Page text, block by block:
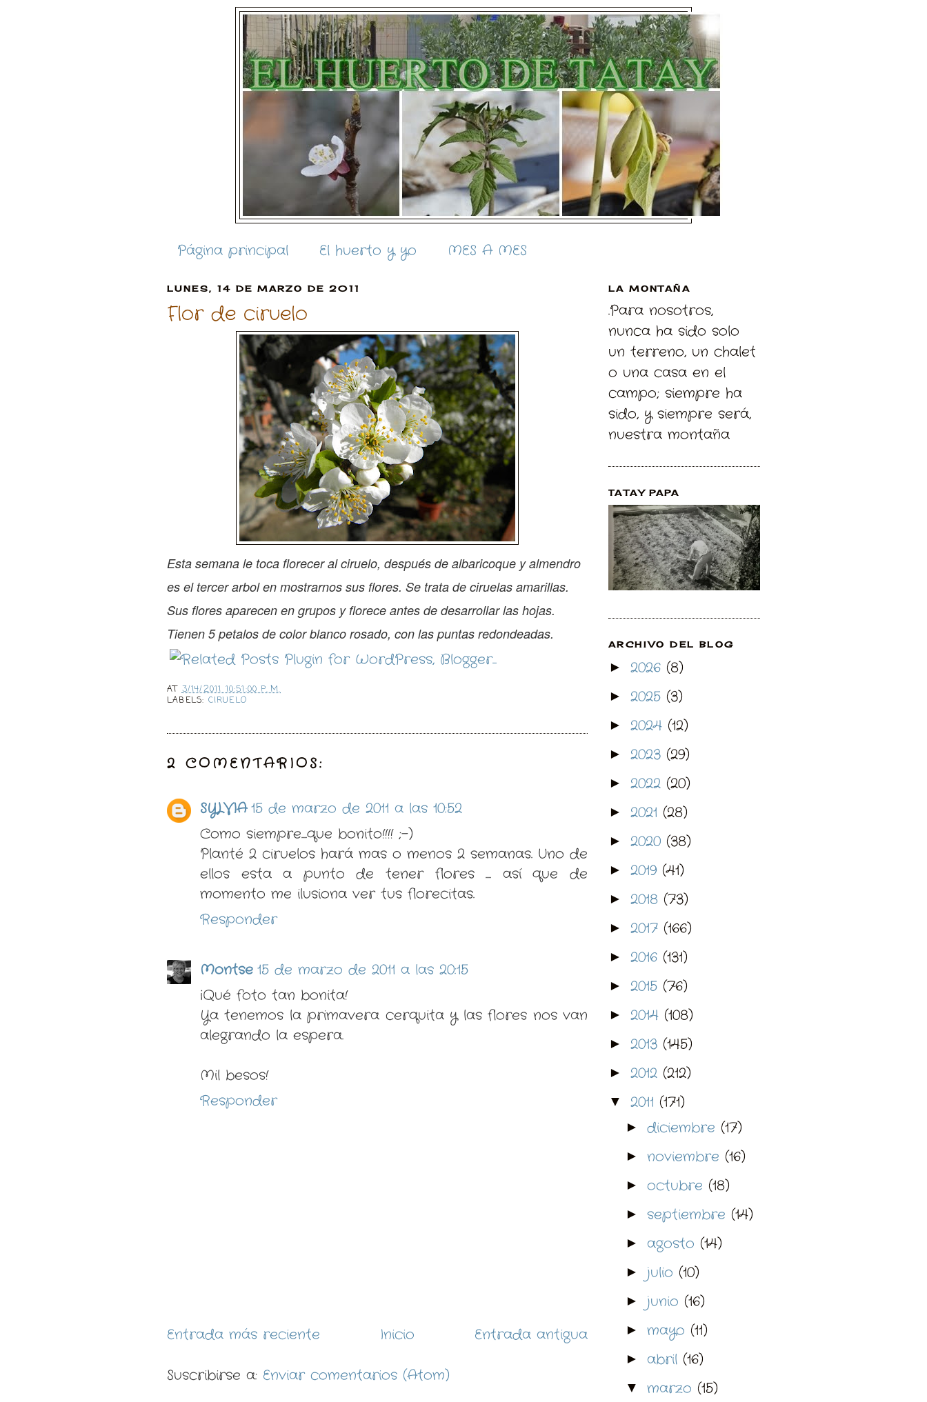
Página principal El huerto y yo MES A MES
LUNES, 14 DE MARZO DE 2011
Flor de ciruelo
Esta semana le toca florecer al ciruelo, después de albaricoque y almendro
es el tercer arbol en mostrarnos sus flores. Se trata de ciruelas amarillas.
Sus flores aparecen en grupos y florece antes de desarrollar las hojas.
Tienen 5 petalos de color blanco rosado, con las puntas redondeadas.
AT3/14/2011 10:51:00 P. M.
LABELS: CIRUELO
2 COMENTARIOS:
SYLVIA 15 de marzo de 2011 a las 10:52
Como siempre....que bonito!!!! ;-)
Planté 2 ciruelos hará mas o menos 2 semanas. Uno de
ellos esta a punto de tener flores .... así que de
momento me ilusiona ver tus florecitas.
Responder
Montse 15 de marzo de 2011 a las 20:15
¡Qué foto tan bonita!
Ya tenemos la primavera cerquita y las flores nos van
alegrando la espera.
Mil besos!
Responder
Entrada más reciente Entrada antigua
Inicio
Suscribirse a: Enviar comentarios (Atom)
LA MONTAÑA
.Para nosotros,
nunca ha sido solo
un terreno, un chalet
o una casa en el
campo; siempre ha
sido, y siempre será,
nuestra montaña
TATAY PAPA
ARCHIVO DEL BLOG
► 2026 (8)
► 2025 (3)
► 2024 (12)
► 2023 (29)
► 2022 (20)
► 2021 (28)
► 2020 (38)
► 2019 (41)
► 2018 (73)
► 2017 (166)
► 2016 (131)
► 2015 (76)
► 2014 (108)
► 2013 (145)
► 2012 (212)
▼ 2011 (171)
► diciembre (17)
► noviembre (16)
► octubre (18)
► septiembre (14)
► agosto (14)
► julio (10)
► junio (16)
► mayo (11)
► abril (16)
▼ marzo (15)